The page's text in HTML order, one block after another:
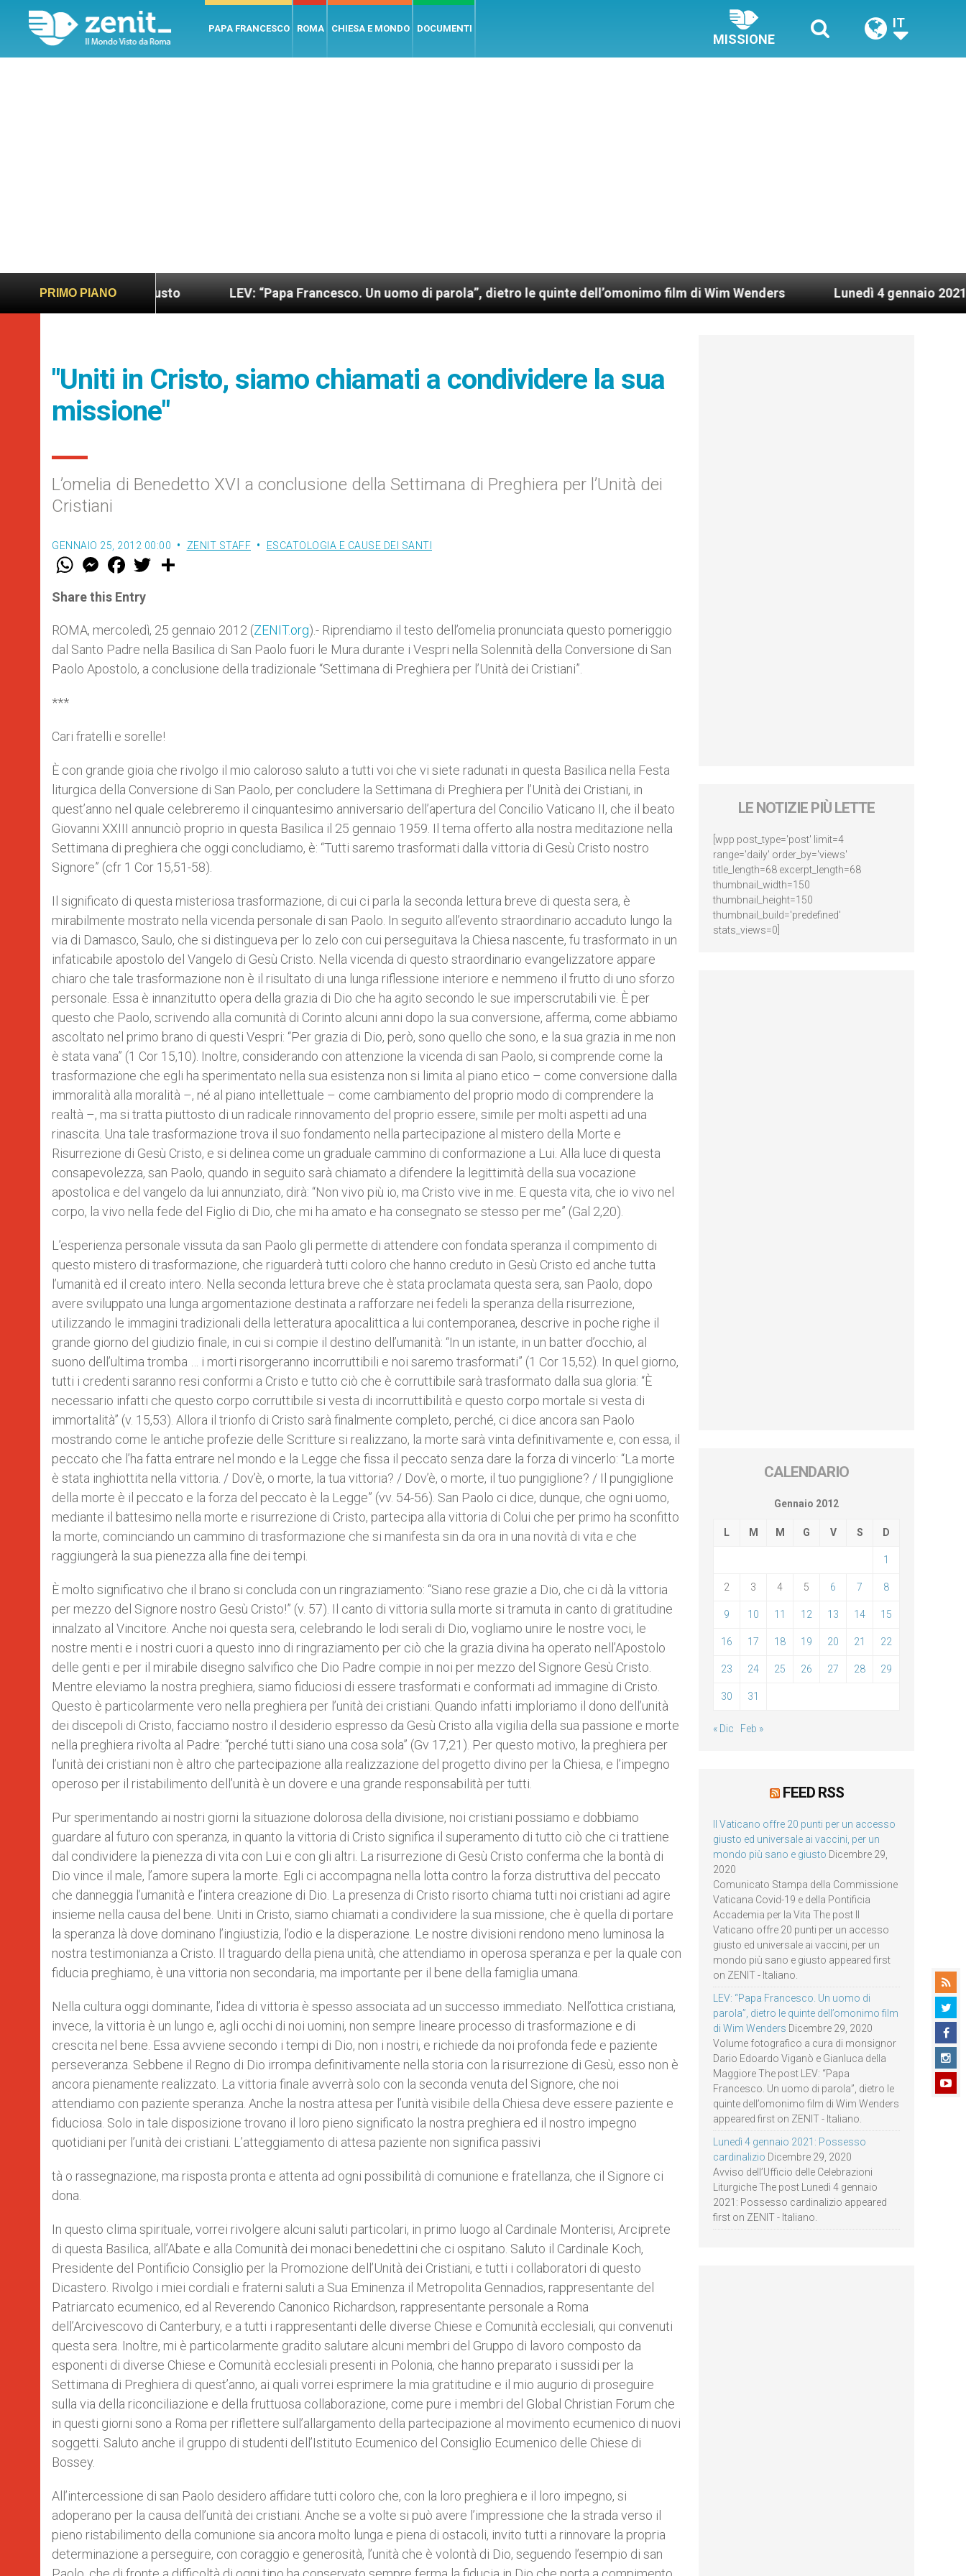
PAPA FRANCESCO ROMA CHIESA E MONDO DOCUMENTI
MISSIONE
IT
PRIMO PIANO
sano e giusto LEV: “Papa Francesco. Un uomo di parola”, dietro le quinte dell’omonimo film di Wim Wenders Lunedì 4 gennaio 2021: Possesso
"Uniti in Cristo, siamo chiamati a condividere la sua
missione"
L’omelia di Benedetto XVI a conclusione della Settimana di Preghiera per l’Unità dei
Cristiani
GENNAIO 25, 2012 00:00 ZENIT STAFF ESCATOLOGIA E CAUSE DEI SANTI
W
t
s
p
p
M
e
s
e
g
e
r
F
a
e
b
o
k
w
r
Share this Entry
ROMA, mercoledì, 25 gennaio 2012 (ZENIT.org).- Riprendiamo il testo dell’omelia pronunciata questo pomeriggio
dal Santo Padre nella Basilica di San Paolo fuori le Mura durante i Vespri nella Solennità della Conversione di San
Paolo Apostolo, a conclusione della tradizionale “Settimana di Preghiera per l’Unità dei Cristiani”.
***
Cari fratelli e sorelle!
È con grande gioia che rivolgo il mio caloroso saluto a tutti voi che vi siete radunati in questa Basilica nella Festa
liturgica della Conversione di San Paolo, per concludere la Settimana di Preghiera per l’Unità dei Cristiani, in
quest’anno nel quale celebreremo il cinquantesimo anniversario dell’apertura del Concilio Vaticano II, che il beato
Giovanni XXIII annunciò proprio in questa Basilica il 25 gennaio 1959. Il tema offerto alla nostra meditazione nella
Settimana di preghiera che oggi concludiamo, è: “Tutti saremo trasformati dalla vittoria di Gesù Cristo nostro
Signore” (cfr 1 Cor 15,51-58).
Il significato di questa misteriosa trasformazione, di cui ci parla la seconda lettura breve di questa sera, è
mirabilmente mostrato nella vicenda personale di san Paolo. In seguito all’evento straordinario accaduto lungo la
via di Damasco, Saulo, che si distingueva per lo zelo con cui perseguitava la Chiesa nascente, fu trasformato in un
infaticabile apostolo del Vangelo di Gesù Cristo. Nella vicenda di questo straordinario evangelizzatore appare
chiaro che tale trasformazione non è il risultato di una lunga riflessione interiore e nemmeno il frutto di uno sforzo
personale. Essa è innanzitutto opera della grazia di Dio che ha agito secondo le sue imperscrutabili vie. È per
questo che Paolo, scrivendo alla comunità di Corinto alcuni anni dopo la sua conversione, afferma, come abbiamo
ascoltato nel primo brano di questi Vespri: “Per grazia di Dio, però, sono quello che sono, e la sua grazia in me non
è stata vana” (1 Cor 15,10). Inoltre, considerando con attenzione la vicenda di san Paolo, si comprende come la
trasformazione che egli ha sperimentato nella sua esistenza non si limita al piano etico – come conversione dalla
immoralità alla moralità –, né al piano intellettuale – come cambiamento del proprio modo di comprendere la
realtà –, ma si tratta piuttosto di un radicale rinnovamento del proprio essere, simile per molti aspetti ad una
rinascita. Una tale trasformazione trova il suo fondamento nella partecipazione al mistero della Morte e
Risurrezione di Gesù Cristo, e si delinea come un graduale cammino di conformazione a Lui. Alla luce di questa
consapevolezza, san Paolo, quando in seguito sarà chiamato a difendere la legittimità della sua vocazione
apostolica e del vangelo da lui annunziato, dirà: “Non vivo più io, ma Cristo vive in me. E questa vita, che io vivo nel
corpo, la vivo nella fede del Figlio di Dio, che mi ha amato e ha consegnato se stesso per me” (Gal 2,20).
L’esperienza personale vissuta da san Paolo gli permette di attendere con fondata speranza il compimento di
questo mistero di trasformazione, che riguarderà tutti coloro che hanno creduto in Gesù Cristo ed anche tutta
l’umanità ed il creato intero. Nella seconda lettura breve che è stata proclamata questa sera, san Paolo, dopo
avere sviluppato una lunga argomentazione destinata a rafforzare nei fedeli la speranza della risurrezione,
utilizzando le immagini tradizionali della letteratura apocalittica a lui contemporanea, descrive in poche righe il
grande giorno del giudizio finale, in cui si compie il destino dell’umanità: “In un istante, in un batter d’occhio, al
suono dell’ultima tromba … i morti risorgeranno incorruttibili e noi saremo trasformati” (1 Cor 15,52). In quel giorno,
tutti i credenti saranno resi conformi a Cristo e tutto ciò che è corruttibile sarà trasformato dalla sua gloria: “È
necessario infatti che questo corpo corruttibile si vesta di incorruttibilità e questo corpo mortale si vesta di
immortalità” (v. 15,53). Allora il trionfo di Cristo sarà finalmente completo, perché, ci dice ancora san Paolo
mostrando come le antiche profezie delle Scritture si realizzano, la morte sarà vinta definitivamente e, con essa, il
peccato che l’ha fatta entrare nel mondo e la Legge che fissa il peccato senza dare la forza di vincerlo: “La morte
è stata inghiottita nella vittoria. / Dov’è, o morte, la tua vittoria? / Dov’è, o morte, il tuo pungiglione? / Il pungiglione
della morte è il peccato e la forza del peccato è la Legge” (vv. 54-56). San Paolo ci dice, dunque, che ogni uomo,
mediante il battesimo nella morte e risurrezione di Cristo, partecipa alla vittoria di Colui che per primo ha sconfitto
la morte, cominciando un cammino di trasformazione che si manifesta sin da ora in una novità di vita e che
raggiungerà la sua pienezza alla fine dei tempi.
È molto significativo che il brano si concluda con un ringraziamento: “Siano rese grazie a Dio, che ci dà la vittoria
per mezzo del Signore nostro Gesù Cristo!” (v. 57). Il canto di vittoria sulla morte si tramuta in canto di gratitudine
innalzato al Vincitore. Anche noi questa sera, celebrando le lodi serali di Dio, vogliamo unire le nostre voci, le
nostre menti e i nostri cuori a questo inno di ringraziamento per ciò che la grazia divina ha operato nell’Apostolo
delle genti e per il mirabile disegno salvifico che Dio Padre compie in noi per mezzo del Signore Gesù Cristo.
Mentre eleviamo la nostra preghiera, siamo fiduciosi di essere trasformati e conformati ad immagine di Cristo.
Questo è particolarmente vero nella preghiera per l’unità dei cristiani. Quando infatti imploriamo il dono dell’unità
dei discepoli di Cristo, facciamo nostro il desiderio espresso da Gesù Cristo alla vigilia della sua passione e morte
nella preghiera rivolta al Padre: “perché tutti siano una cosa sola” (Gv 17,21). Per questo motivo, la preghiera per
l’unità dei cristiani non è altro che partecipazione alla realizzazione del progetto divino per la Chiesa, e l’impegno
operoso per il ristabilimento dell’unità è un dovere e una grande responsabilità per tutti.
Pur sperimentando ai nostri giorni la situazione dolorosa della divisione, noi cristiani possiamo e dobbiamo
guardare al futuro con speranza, in quanto la vittoria di Cristo significa il superamento di tutto ciò che ci trattiene
dal condividere la pienezza di vita con Lui e con gli altri. La risurrezione di Gesù Cristo conferma che la bontà di
Dio vince il male, l’amore supera la morte. Egli ci accompagna nella lotta contro la forza distruttiva del peccato
che danneggia l’umanità e l’intera creazione di Dio. La presenza di Cristo risorto chiama tutti noi cristiani ad agire
insieme nella causa del bene. Uniti in Cristo, siamo chiamati a condividere la sua missione, che è quella di portare
la speranza là dove dominano l’ingiustizia, l’odio e la disperazione. Le nostre divisioni rendono meno luminosa la
nostra testimonianza a Cristo. Il traguardo della piena unità, che attendiamo in operosa speranza e per la quale con
fiducia preghiamo, è una vittoria non secondaria, ma importante per il bene della famiglia umana.
Nella cultura oggi dominante, l’idea di vittoria è spesso associata ad un successo immediato. Nell’ottica cristiana,
invece, la vittoria è un lungo e, agli occhi di noi uomini, non sempre lineare processo di trasformazione e di
crescita nel bene. Essa avviene secondo i tempi di Dio, non i nostri, e richiede da noi profonda fede e paziente
perseveranza. Sebbene il Regno di Dio irrompa definitivamente nella storia con la risurrezione di Gesù, esso non è
ancora pienamente realizzato. La vittoria finale avverrà solo con la seconda venuta del Signore, che noi
attendiamo con paziente speranza. Anche la nostra attesa per l’unità visibile della Chiesa deve essere paziente e
fiduciosa. Solo in tale disposizione trovano il loro pieno significato la nostra preghiera ed il nostro impegno
quotidiani per l’unità dei cristiani. L’atteggiamento di attesa paziente non significa passivi
tà o rassegnazione, ma risposta pronta e attenta ad ogni possibilità di comunione e fratellanza, che il Signore ci
dona.
In questo clima spirituale, vorrei rivolgere alcuni saluti particolari, in primo luogo al Cardinale Monterisi, Arciprete
di questa Basilica, all’Abate e alla Comunità dei monaci benedettini che ci ospitano. Saluto il Cardinale Koch,
Presidente del Pontificio Consiglio per la Promozione dell’Unità dei Cristiani, e tutti i collaboratori di questo
Dicastero. Rivolgo i miei cordiali e fraterni saluti a Sua Eminenza il Metropolita Gennadios, rappresentante del
Patriarcato ecumenico, ed al Reverendo Canonico Richardson, rappresentante personale a Roma
dell’Arcivescovo di Canterbury, e a tutti i rappresentanti delle diverse Chiese e Comunità ecclesiali, qui convenuti
questa sera. Inoltre, mi è particolarmente gradito salutare alcuni membri del Gruppo di lavoro composto da
esponenti di diverse Chiese e Comunità ecclesiali presenti in Polonia, che hanno preparato i sussidi per la
Settimana di Preghiera di quest’anno, ai quali vorrei esprimere la mia gratitudine e il mio augurio di proseguire
sulla via della riconciliazione e della fruttuosa collaborazione, come pure i membri del Global Christian Forum che
in questi giorni sono a Roma per riflettere sull’allargamento della partecipazione al movimento ecumenico di nuovi
soggetti. Saluto anche il gruppo di studenti dell’Istituto Ecumenico del Consiglio Ecumenico delle Chiese di
Bossey.
All’intercessione di san Paolo desidero affidare tutti coloro che, con la loro preghiera e il loro impegno, si
adoperano per la causa dell’unità dei cristiani. Anche se a volte si può avere l’impressione che la strada verso il
pieno ristabilimento della comunione sia ancora molto lunga e piena di ostacoli, invito tutti a rinnovare la propria
determinazione a perseguire, con coraggio e generosità, l’unità che è volontà di Dio, seguendo l’esempio di san
LE NOTIZIE PIÙ LETTE
[wpp post_type='post' limit=4
range='daily' order_by='views'
title_length=68 excerpt_length=68
thumbnail_width=150
thumbnail_height=150
thumbnail_build='predefined'
stats_views=0]
CALENDARIO
Gennaio 2012
L M M G V S D
1
2 3 4 5 6 7 8
9 10 11 12 13 14 15
16 17 18 19 20 21 22
23 24 25 26 27 28 29
30 31
« Dic Feb »
FEED RSS
Il Vaticano offre 20 punti per un accesso
giusto ed universale ai vaccini, per un
mondo più sano e giusto Dicembre 29,
2020
Comunicato Stampa della Commissione
Vaticana Covid-19 e della Pontificia
Accademia per la Vita The post Il
Vaticano offre 20 punti per un accesso
giusto ed universale ai vaccini, per un
mondo più sano e giusto appeared first
on ZENIT - Italiano.
LEV: “Papa Francesco. Un uomo di
parola”, dietro le quinte dell’omonimo film
di Wim Wenders Dicembre 29, 2020
Volume fotografico a cura di monsignor
Dario Edoardo Viganò e Gianluca della
Maggiore The post LEV: “Papa
Francesco. Un uomo di parola”, dietro le
quinte dell’omonimo film di Wim Wenders
appeared first on ZENIT - Italiano.
Lunedì 4 gennaio 2021: Possesso
cardinalizio Dicembre 29, 2020
Avviso dell’Ufficio delle Celebrazioni
Liturgiche The post Lunedì 4 gennaio
2021: Possesso cardinalizio appeared
first on ZENIT - Italiano.